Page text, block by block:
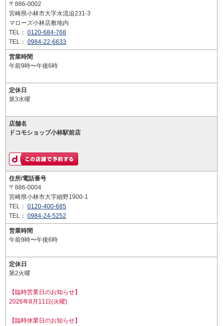
〒886-0002
宮崎県小林市大字水流迫231-3
マローズ小林店敷地内
TEL： 0120-684-768
TEL： 0984-22-6633
営業時間
午前9時〜午後6時
定休日
第3水曜
店舗名
ドコモショップ小林駅前店
住所/電話番号
〒886-0004
宮崎県小林市大字細野1900-1
TEL： 0120-400-685
TEL： 0984-24-5252
営業時間
午前9時〜午後6時
定休日
第2火曜
【臨時営業日のお知らせ】
2026年8月11日(火曜)
【臨時休業日のお知らせ】